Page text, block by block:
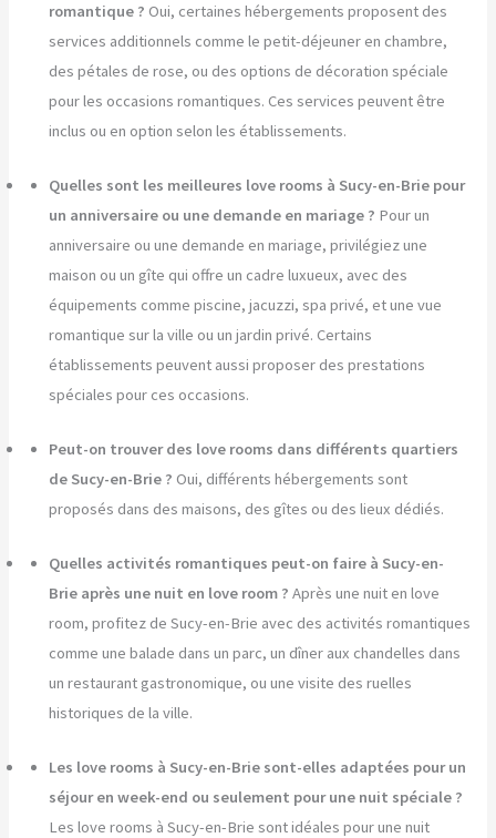
romantique ? Oui, certaines hébergements proposent des
services additionnels comme le petit-déjeuner en chambre,
des pétales de rose, ou des options de décoration spéciale
pour les occasions romantiques. Ces services peuvent être
inclus ou en option selon les établissements.
Quelles sont les meilleures love rooms à Sucy-en-Brie pour
un anniversaire ou une demande en mariage ? Pour un
anniversaire ou une demande en mariage, privilégiez une
maison ou un gîte qui offre un cadre luxueux, avec des
équipements comme piscine, jacuzzi, spa privé, et une vue
romantique sur la ville ou un jardin privé. Certains
établissements peuvent aussi proposer des prestations
spéciales pour ces occasions.
Peut-on trouver des love rooms dans différents quartiers
de Sucy-en-Brie ? Oui, différents hébergements sont
proposés dans des maisons, des gîtes ou des lieux dédiés.
Quelles activités romantiques peut-on faire à Sucy-en-
Brie après une nuit en love room ? Après une nuit en love
room, profitez de Sucy-en-Brie avec des activités romantiques
comme une balade dans un parc, un dîner aux chandelles dans
un restaurant gastronomique, ou une visite des ruelles
historiques de la ville.
Les love rooms à Sucy-en-Brie sont-elles adaptées pour un
séjour en week-end ou seulement pour une nuit spéciale ?
Les love rooms à Sucy-en-Brie sont idéales pour une nuit